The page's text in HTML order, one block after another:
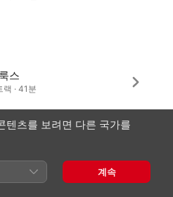
스
랙 · 41분
랙 · 44분
텐츠를 보려면 다른 국가를
계속